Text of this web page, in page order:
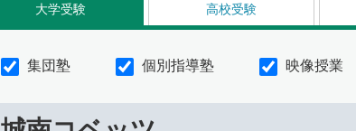
大学受験 高校受験
集団塾 個別指導塾 映像授業